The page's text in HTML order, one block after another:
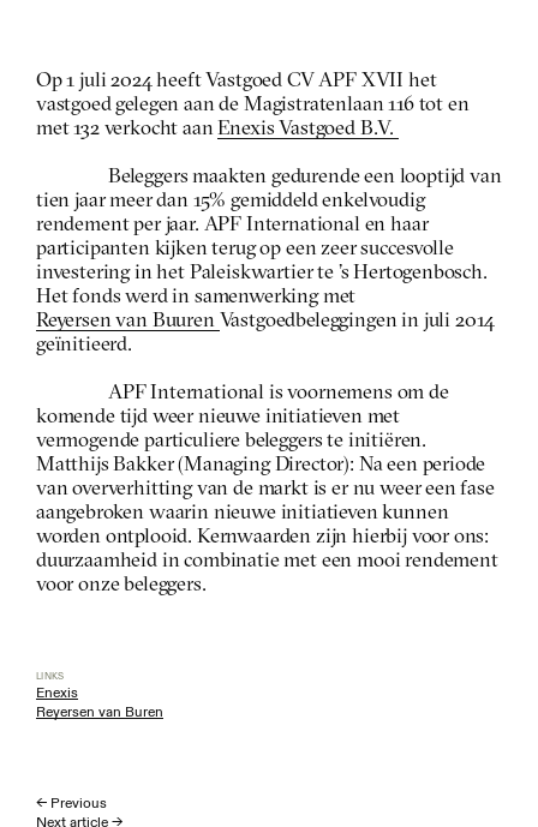
Op 1 juli 2024 heeft Vastgoed CV APF XVII het
vastgoed gelegen aan de Magistratenlaan 116 tot en
met 132 verkocht aan Enexis Vastgoed B.V.
Beleggers maakten gedurende een looptijd van
tien jaar meer dan 15% gemiddeld enkelvoudig
rendement per jaar. APF International en haar
participanten kijken terug op een zeer succesvolle
investering in het Paleiskwartier te ’s Hertogenbosch.
Het fonds werd in samenwerking met
Reyersen van Buuren Vastgoedbeleggingen in juli 2014
geïnitieerd.
APF International is voornemens om de
komende tijd weer nieuwe initiatieven met
vermogende particuliere beleggers te initiëren.
Matthijs Bakker (Managing Director): Na een periode
van oververhitting van de markt is er nu weer een fase
aangebroken waarin nieuwe initiatieven kunnen
worden ontplooid. Kernwaarden zijn hierbij voor ons:
duurzaamheid in combinatie met een mooi rendement
voor onze beleggers.
LINKS
Enexis
Reyersen van Buren
← Previous
Next article →